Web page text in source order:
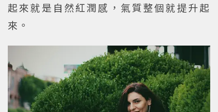
起來就是自然紅潤感，氣質整個就提升起
來。